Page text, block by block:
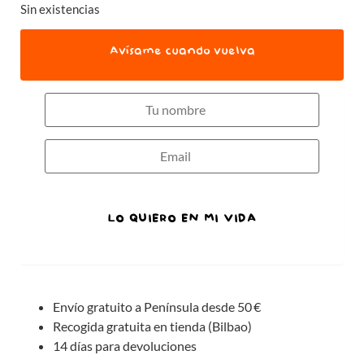
Sin existencias
Avísame cuando vuelva
LO QUIERO EN MI VIDA
Envío gratuito a Península desde 50 €
Recogida gratuita en tienda (Bilbao)
14 días para devoluciones